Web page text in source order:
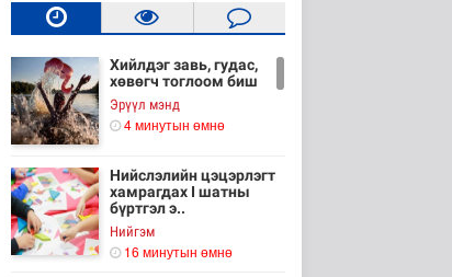
Хийлдэг завь, гудас,
хөвөгч тоглоом биш
Эрүүл мэнд
4 минутын өмнө
Нийслэлийн цэцэрлэгт
хамрагдах I шатны
бүртгэл э..
Нийгэм
16 минутын өмнө